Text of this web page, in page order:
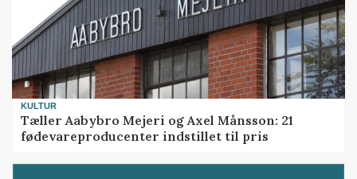
KULTUR
Tæller Aabybro Mejeri og Axel Månsson: 21
fødevareproducenter indstillet til pris